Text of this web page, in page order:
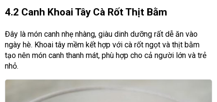
4.2 Canh Khoai Tây Cà Rốt Thịt Bằm
Đây là món canh nhẹ nhàng, giàu dinh dưỡng rất dễ ăn vào
ngày hè. Khoai tây mềm kết hợp với cà rốt ngọt và thịt bằm
tạo nên món canh thanh mát, phù hợp cho cả người lớn và trẻ
nhỏ.